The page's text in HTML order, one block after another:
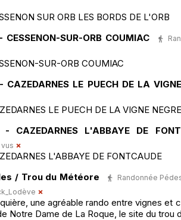
SUR ORB LES BORDS DE L'ORB
CESSENON-SUR-ORB COUMIAC
SUR-ORB COUMIAC
CAZEDARNES LE PUECH DE LA
LE PUECH DE LA VIGNE NEGRE
- CAZEDARNES L'ABBAYE DE
vus
L'ABBAYE DE FONTCAUDE
/ Trou du Météore
Randonnée
une agréable rando entre vignes et
Notre Dame de La Roque, le site du trou